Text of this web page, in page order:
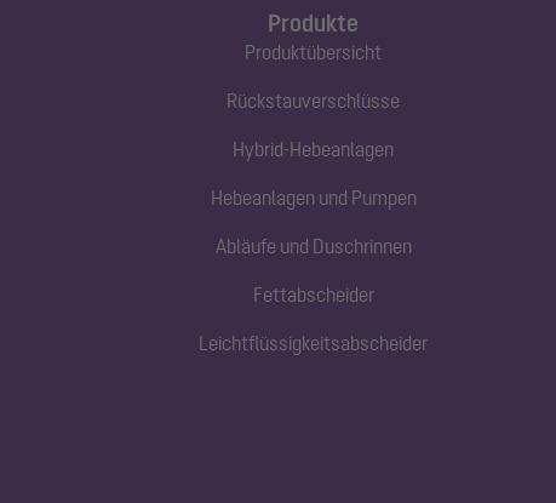
Produkte
Produktübersicht
Rückstauverschlüsse
Hybrid-Hebeanlagen
Hebeanlagen und Pumpen
Abläufe und Duschrinnen
Fettabscheider
Leichtflüssigkeitsabscheider